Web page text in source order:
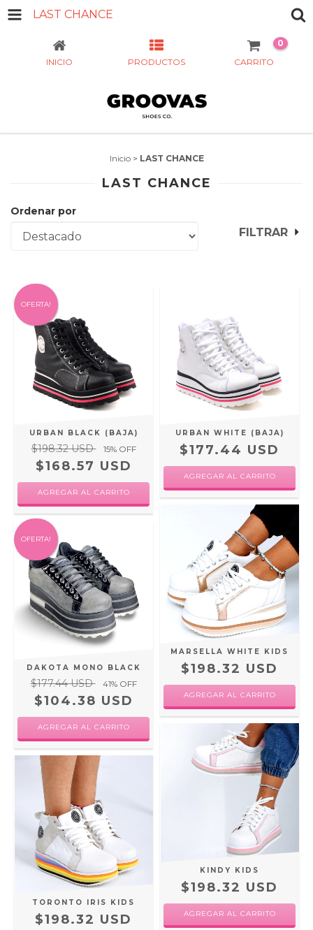
LAST CHANCE
INICIO PRODUCTOS CARRITO
0
Inicio > LAST CHANCE
LAST CHANCE
Ordenar por
FILTRAR
OFERTA!
URBAN BLACK (BAJA)
$198.32 USD 15% OFF
$168.57 USD
AGREGAR AL CARRITO
URBAN WHITE (BAJA)
$177.44 USD
AGREGAR AL CARRITO
OFERTA!
DAKOTA MONO BLACK
$177.44 USD 41% OFF
$104.38 USD
AGREGAR AL CARRITO
MARSELLA WHITE KIDS
$198.32 USD
AGREGAR AL CARRITO
TORONTO IRIS KIDS
$198.32 USD
KINDY KIDS
$198.32 USD
AGREGAR AL CARRITO